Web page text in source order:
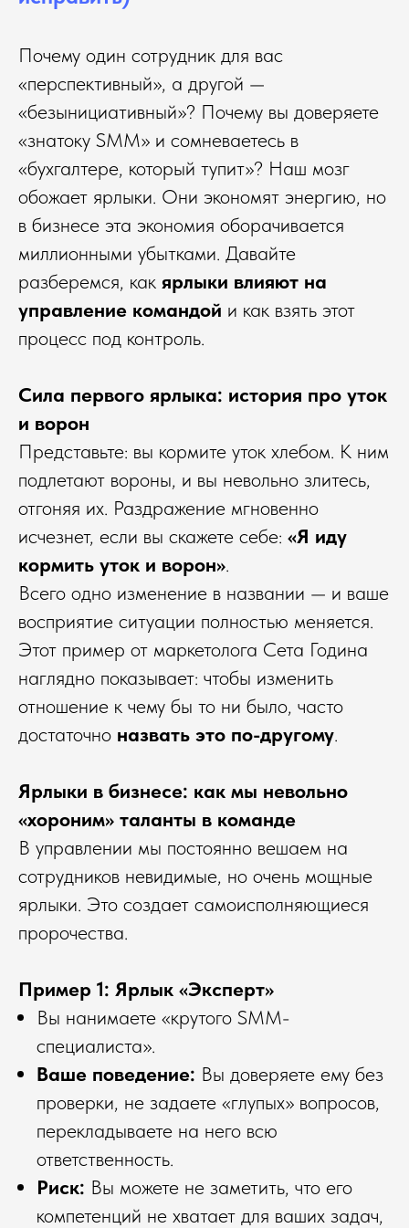
Почему один сотрудник для вас
«перспективный», а другой —
«безынициативный»? Почему вы доверяете
«знатоку SMM» и сомневаетесь в
«бухгалтере, который тупит»? Наш мозг
обожает ярлыки. Они экономят энергию, но
в бизнесе эта экономия оборачивается
миллионными убытками. Давайте
разберемся, как ярлыки влияют на
управление командой и как взять этот
процесс под контроль.
Сила первого ярлыка: история про уток
и ворон
Представьте: вы кормите уток хлебом. К ним
подлетают вороны, и вы невольно злитесь,
отгоняя их. Раздражение мгновенно
исчезнет, если вы скажете себе: «Я иду
кормить уток и ворон».
Всего одно изменение в названии — и ваше
восприятие ситуации полностью меняется.
Этот пример от маркетолога Сета Година
наглядно показывает: чтобы изменить
отношение к чему бы то ни было, часто
достаточно назвать это по-другому.
Ярлыки в бизнесе: как мы невольно
«хороним» таланты в команде
В управлении мы постоянно вешаем на
сотрудников невидимые, но очень мощные
ярлыки. Это создает самоисполняющиеся
пророчества.
Пример 1: Ярлык «Эксперт»
Вы нанимаете «крутого SMM-
специалиста».
Ваше поведение: Вы доверяете ему без
проверки, не задаете «глупых» вопросов,
перекладываете на него всю
ответственность.
Риск: Вы можете не заметить, что его
компетенций не хватает для ваших задач,